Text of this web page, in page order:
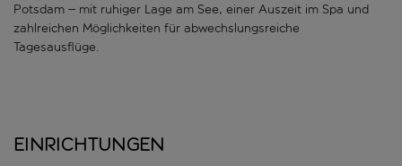
Potsdam – mit ruhiger Lage am See, einer Auszeit im Spa und
zahlreichen Möglichkeiten für abwechslungsreiche
Tagesausflüge.
Einrichtungen